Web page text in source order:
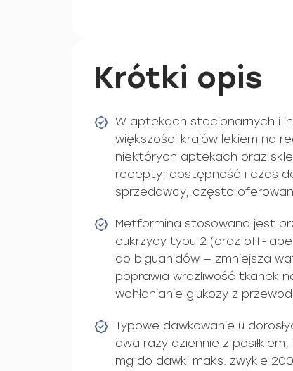
Krótki opis
W aptekach stacjonarnych i
większości krajów lekiem na
niektórych aptekach oraz
recepty; dostępność i czas
sprzedawcy, często
Metformina stosowana jest
cukrzycy typu 2 (oraz off-
do biguanidów — zmniejsza
poprawia wrażliwość tkanek
wchłanianie glukozy z
Typowe dawkowanie u
dwa razy dziennie z
mg do dawki maks. zwykle